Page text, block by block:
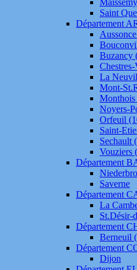
Saint
Département
Buzancy
La
Mont-
Monthois
Noyers-
Orfeuil
Saint-
Sechault
Vouziers
Département
Saverne
Département
La
St.Désir-
Département
Berneuil
Département
Dijon